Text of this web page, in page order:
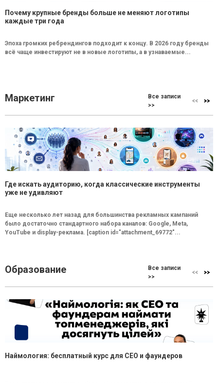
Почему крупные бренды больше не меняют логотипы
каждые три года
Эпоха громких ребрендингов подходит к концу. В 2026 году бренды
всё чаще инвестируют не в новые логотипы, а в узнаваемые...
Маркетинг
Все записи
>>
Где искать аудиторию, когда классические инструменты
уже не удивляют
Еще несколько лет назад для большинства рекламных кампаний
было достаточно стандартного набора каналов: Google, Meta,
YouTube и display-реклама. [caption id="attachment_69772"...
Образование
Все записи
>>
Наймология: бесплатный курс для CEO и фаундеров